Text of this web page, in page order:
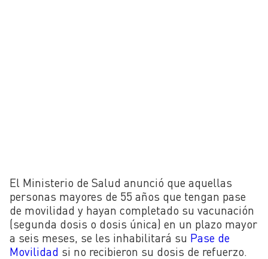
El Ministerio de Salud anunció que aquellas
personas mayores de 55 años que tengan pase
de movilidad y hayan completado su vacunación
(segunda dosis o dosis única) en un plazo mayor
a seis meses, se les inhabilitará su Pase de
Movilidad si no recibieron su dosis de refuerzo.